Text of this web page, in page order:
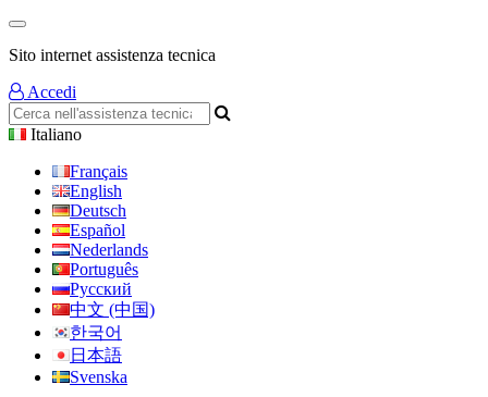
Sito internet assistenza tecnica
Accedi
Italiano
Français
English
Deutsch
Español
Nederlands
Português
Русский
中文 (中国)
한국어
日本語
Svenska